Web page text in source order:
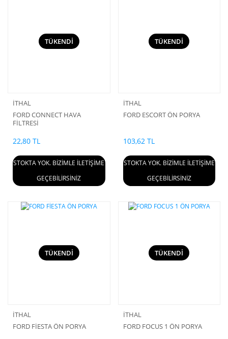
TÜKENDİ
İTHAL
FORD CONNECT HAVA
FİLTRESİ
22,80 TL
STOKTA YOK. BİZİMLE İLETİŞİME
GEÇEBİLİRSİNİZ
TÜKENDİ
İTHAL
FORD ESCORT ÖN PORYA
103,62 TL
STOKTA YOK. BİZİMLE İLETİŞİME
GEÇEBİLİRSİNİZ
TÜKENDİ
İTHAL
FORD FİESTA ÖN PORYA
TÜKENDİ
İTHAL
FORD FOCUS 1 ÖN PORYA